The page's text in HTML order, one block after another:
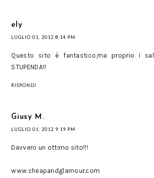
ely
LUGLIO 01, 2012 8:14 PM
Questo sito è fantastico,ma proprio i
STUPENDA!!
RISPONDI
Giusy M.
LUGLIO 01, 2012 9:19 PM
Davvero un ottimo sito!!!
www.cheapandglamour.com